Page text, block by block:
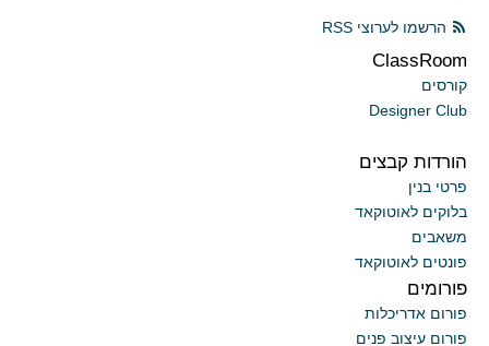
הרשמו לערוצי RSS
ClassRoom
קורסים
Designer Club
הורדות קבצים
פרטי בנין
בלוקים לאוטוקאד
משאבים
פונטים לאוטוקאד
פורומים
פורום אדריכלות
פורום עיצוב פנים